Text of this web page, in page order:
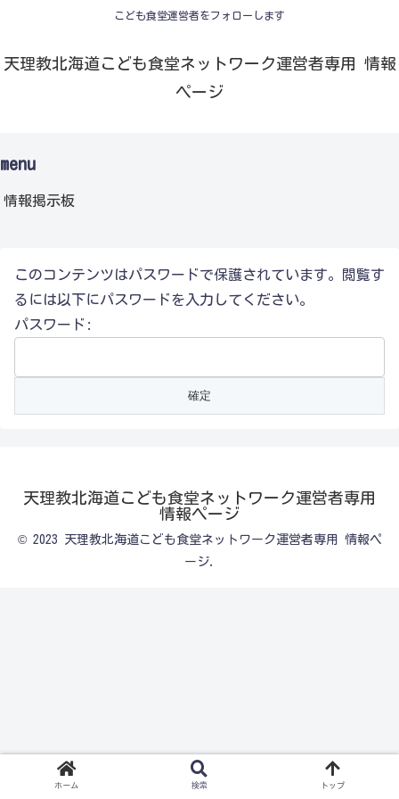
こども食堂運営者をフォローします
天理教北海道こども食堂ネットワーク運営者専用 情報
ページ
menu
情報掲示板
このコンテンツはパスワードで保護されています。閲覧す
るには以下にパスワードを入力してください。
パスワード:
天理教北海道こども食堂ネットワーク運営者専用
情報ページ
© 2023 天理教北海道こども食堂ネットワーク運営者専用 情報ペ
ージ.
ホーム 検索 トップ